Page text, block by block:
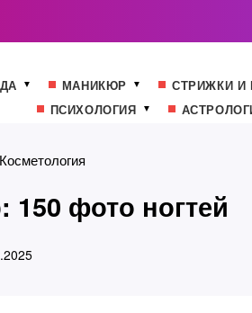
МАНИКЮР СТРИЖКИ И
ПСИХОЛОГИЯ
Косметология
фото ногтей